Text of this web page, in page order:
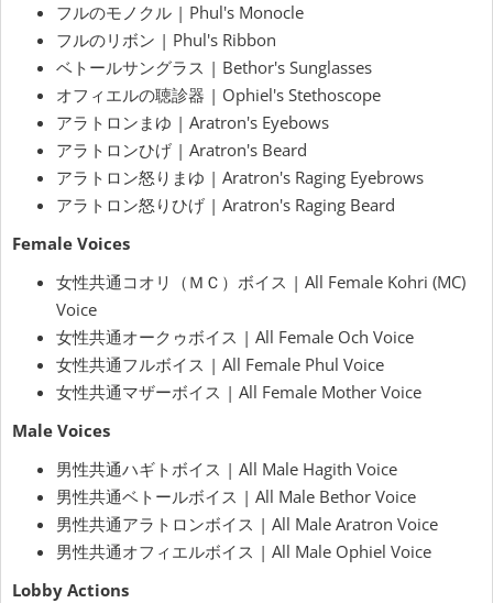
フルのモノクル | Phul's Monocle
フルのリボン | Phul's Ribbon
ベトールサングラス | Bethor's Sunglasses
オフィエルの聴診器 | Ophiel's Stethoscope
アラトロンまゆ | Aratron's Eyebows
アラトロンひげ | Aratron's Beard
アラトロン怒りまゆ | Aratron's Raging Eyebrows
アラトロン怒りひげ | Aratron's Raging Beard
Female Voices
女性共通コオリ（ＭＣ）ボイス | All Female Kohri (MC)
Voice
女性共通オークゥボイス | All Female Och Voice
女性共通フルボイス | All Female Phul Voice
女性共通マザーボイス | All Female Mother Voice
Male Voices
男性共通ハギトボイス | All Male Hagith Voice
男性共通ベトールボイス | All Male Bethor Voice
男性共通アラトロンボイス | All Male Aratron Voice
男性共通オフィエルボイス | All Male Ophiel Voice
Lobby Actions